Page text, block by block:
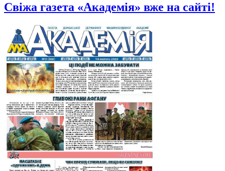
Свіжа газета «Академія» вже на сайті!